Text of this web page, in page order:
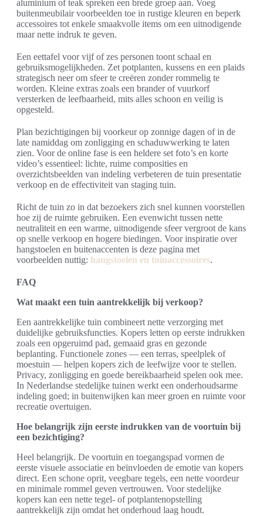
aluminium of teak spreken een brede groep aan. Voeg
buitenmeubilair voorbeelden toe in rustige kleuren en beperk
accessoires tot enkele smaakvolle items om een uitnodigende
maar nette indruk te geven.
Een eettafel voor vijf of zes personen toont schaal en
gebruiksmogelijkheden. Zet potplanten, kussens en een plaids
strategisch neer om sfeer te creëren zonder rommelig te
worden. Kleine extras zoals een brander of vuurkorf
versterken de leefbaarheid, mits alles schoon en veilig is
opgesteld.
Plan bezichtigingen bij voorkeur op zonnige dagen of in de
late namiddag om zonligging en schaduwwerking te laten
zien. Voor de online fase is een heldere set foto’s en korte
video’s essentieel: lichte, ruime composities en
overzichtsbeelden van indeling verbeteren de tuin presentatie
verkoop en de effectiviteit van staging tuin.
Richt de tuin zo in dat bezoekers zich snel kunnen voorstellen
hoe zij de ruimte gebruiken. Een evenwicht tussen nette
neutraliteit en een warme, uitnodigende sfeer vergroot de kans
op snelle verkoop en hogere biedingen. Voor inspiratie over
hangstoelen en buitenaccenten is deze pagina met
voorbeelden nuttig: hangstoelen en tuinaccessoires.
FAQ
Wat maakt een tuin aantrekkelijk bij verkoop?
Een aantrekkelijke tuin combineert nette verzorging met
duidelijke gebruiksfuncties. Kopers letten op eerste indrukken
zoals een opgeruimd pad, gemaaid gras en gezonde
beplanting. Functionele zones — een terras, speelplek of
moestuin — helpen kopers zich de leefwijze voor te stellen.
Privacy, zonligging en goede bereikbaarheid spelen ook mee.
In Nederlandse stedelijke tuinen werkt een onderhoudsarme
indeling goed; in buitenwijken kan meer groen en ruimte voor
recreatie overtuigen.
Hoe belangrijk zijn eerste indrukken van de voortuin bij
een bezichtiging?
Heel belangrijk. De voortuin en toegangspad vormen de
eerste visuele associatie en beïnvloeden de emotie van kopers
direct. Een schone oprit, veegbare tegels, een nette voordeur
en minimale rommel geven vertrouwen. Voor stedelijke
kopers kan een nette tegel- of potplantenopstelling
aantrekkelijk zijn omdat het onderhoud laag houdt.